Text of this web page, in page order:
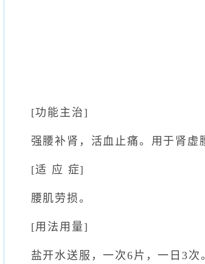
[功能主治]
强腰补肾，活血止痛。用于肾虚
[适 应 症]
腰肌劳损。
[用法用量]
盐开水送服，一次6片，一日3次